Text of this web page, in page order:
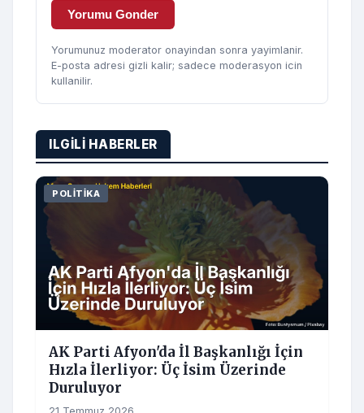
Yorumu Gonder
Yorumunuz moderator onayindan sonra yayimlanir.
E-posta adresi gizli kalir; sadece moderasyon icin
kullanilir.
ILGILI HABERLER
POLITIKA
AK Parti Afyon'da İl Başkanlığı İçin
Hızla İlerliyor: Üç İsim Üzerinde
Duruluyor